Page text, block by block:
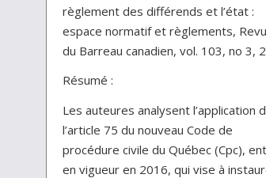
règlement des différends et l’état :
espace normatif et règlements,
du Barreau canadien, vol. 103, no 3,
Résumé :
Les auteures analysent l’application
l’article 75 du nouveau Code de
procédure civile du Québec (Cpc),
en vigueur en 2016, qui vise à